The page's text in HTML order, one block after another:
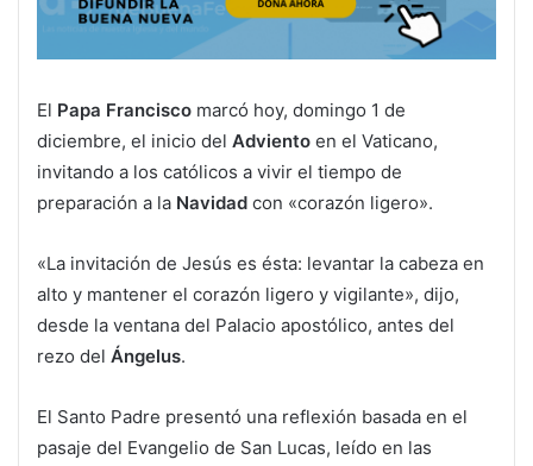
El Papa Francisco marcó hoy, domingo 1 de
diciembre, el inicio del Adviento en el Vaticano,
invitando a los católicos a vivir el tiempo de
preparación a la Navidad con «corazón ligero».
«La invitación de Jesús es ésta: levantar la cabeza en
alto y mantener el corazón ligero y vigilante», dijo,
desde la ventana del Palacio apostólico, antes del
rezo del Ángelus.
El Santo Padre presentó una reflexión basada en el
pasaje del Evangelio de San Lucas, leído en las